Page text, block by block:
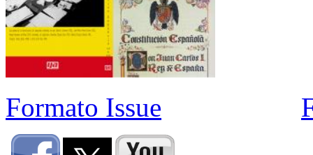
Formato Issue